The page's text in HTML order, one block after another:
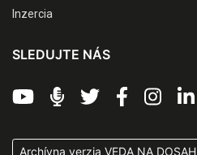
Inzercia
SLEDUJTE NÁS
Archívna verzia VEDA NA DOSAH